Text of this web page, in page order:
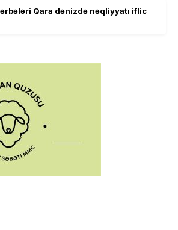
Qara dənizdə nəqliyyatı iflic